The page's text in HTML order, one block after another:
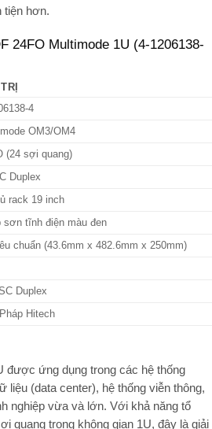
tiện hơn.
24FO Multimode 1U (4-1206138-
4
OM3/OM4
(24 sợi quang)
Duplex
rack 19 inch
sơn tĩnh điện màu đen
chuẩn (43.6mm x 482.6mm x 250mm)
Duplex
Hitech
được ứng dụng trong các hệ thống
liệu (data center), hệ thống viễn thông,
nghiệp vừa và lớn. Với khả năng tổ
quang trong không gian 1U, đây là giải